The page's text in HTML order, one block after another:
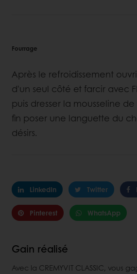
Fourrage
Après le refroidissement
d'un seul côté et farcir avec
puis dresser la mousseline
fin poser une languette du
désirs.
LinkedIn Twitter
Pinterest WhatsApp
Gain réalisé
Avec la CREMYVIT CLASSIC, vous